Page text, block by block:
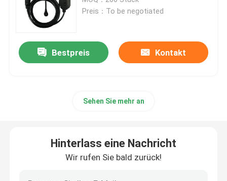
wallbox ev Ladegeräte
ev ladekabel
Aufladungsverbindungsstück EV
Preis：To be negotiated
Bestpreis Kontakt
Sehen Sie mehr an
Hinterlass eine Nachricht
Wir rufen Sie bald zurück!